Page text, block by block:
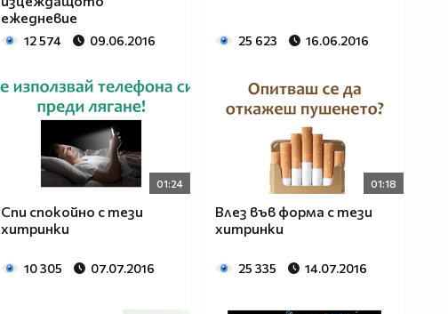
ежедневие
12 574 09.06.2016 25 623 16.06.2016
01:24
Спи спокойно с тези
хитринки
10 305 07.07.2016
01:18
Влез във форма с тези
хитринки
25 335 14.07.2016